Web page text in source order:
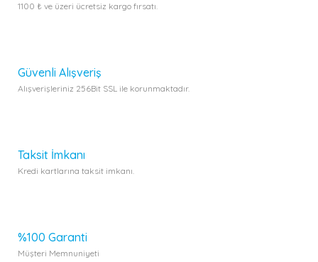
1100 ₺ ve üzeri ücretsiz kargo fırsatı.
Güvenli Alışveriş
Alışverişleriniz 256Bit SSL ile korunmaktadır.
Taksit İmkanı
Kredi kartlarına taksit imkanı.
%100 Garanti
Müşteri Memnuniyeti